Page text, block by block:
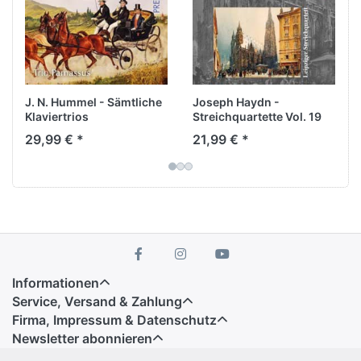
gleichzeitig unterhaltsame Kammermusik in
frischer Interpretation auf die Bühne. Die
gemischte Besetzung mit Bläsern und Streichern
sorgt für ein abwechslungsreiches Hörvergnügen –
Langeweile ausgeschlossen!
J. N. Hummel - Sämtliche
Klaviertrios
29,99 € *
Joseph Haydn -
Streichquartette Vol. 19
21,99 € *
Informationen
Service, Versand & Zahlung
Firma, Impressum & Datenschutz
Newsletter abonnieren